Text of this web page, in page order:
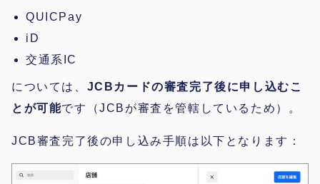
QUICPay
iD
交通系IC
については、 JCBカードの審査完了後に申し込むこ
とが可能です（JCBが審査を管轄しているため）。
JCB審査完了後の申し込み手順は以下となります：